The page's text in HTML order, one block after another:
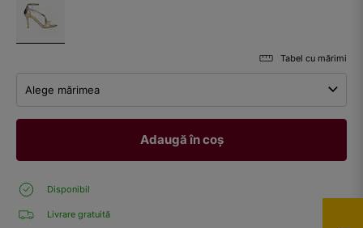
Tabel cu mărimi
Alege mărimea
Adaugă în coș
Disponibil
Livrare gratuită